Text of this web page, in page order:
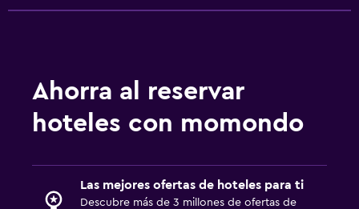
Ahorra al reservar
hoteles con momondo
Las mejores ofertas de hoteles para ti
Descubre más de 3 millones de ofertas de